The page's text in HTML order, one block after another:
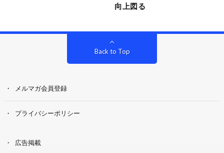
向上図る
Back to Top
メルマガ会員登録
プライバシーポリシー
広告掲載